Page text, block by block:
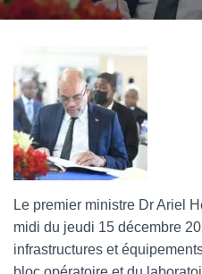
Le premier ministre Dr Ariel
midi du jeudi 15 décembre
infrastructures et